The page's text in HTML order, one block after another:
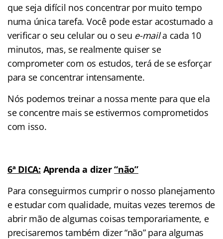
que seja difícil nos concentrar por muito tempo
numa única tarefa. Você pode estar acostumado a
verificar o seu celular ou o seu e-maila cada 10
minutos, mas, se realmente quiser se
comprometer com os estudos, terá de se esforçar
para se concentrar intensamente.
Nós podemos treinar a nossa mente para que ela
se concentre mais se estivermos comprometidos
com isso.
6ª DICA: Aprenda a dizer“não”
Para conseguirmos cumprir o nosso planejamento
e estudar com qualidade, muitas vezes teremos de
abrir mão de algumas coisas temporariamente, e
precisaremos também dizer “não” para algumas